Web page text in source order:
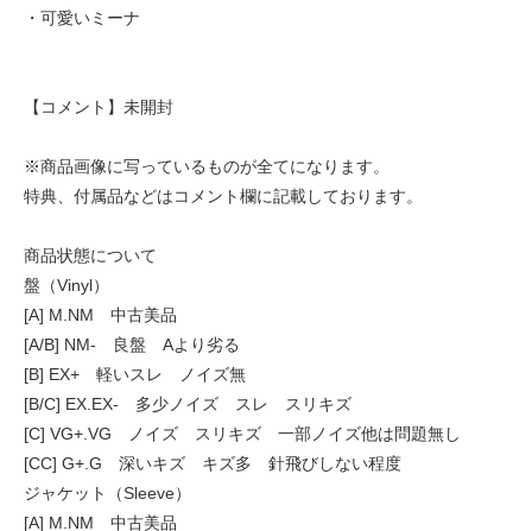
・可愛いミーナ
【コメント】未開封
※商品画像に写っているものが全てになります。
特典、付属品などはコメント欄に記載しております。
商品状態について
盤（Vinyl）
[A] M.NM 中古美品
[A/B] NM- 良盤 Aより劣る
[B] EX+ 軽いスレ ノイズ無
[B/C] EX.EX- 多少ノイズ スレ スリキズ
[C] VG+.VG ノイズ スリキズ 一部ノイズ他は問題無し
[CC] G+.G 深いキズ キズ多 針飛びしない程度
ジャケット（Sleeve）
[A] M.NM 中古美品